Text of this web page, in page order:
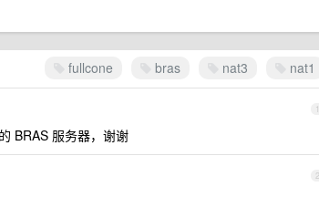
fullcone bras nat3 nat1
1
BRAS 服务器，谢谢
2